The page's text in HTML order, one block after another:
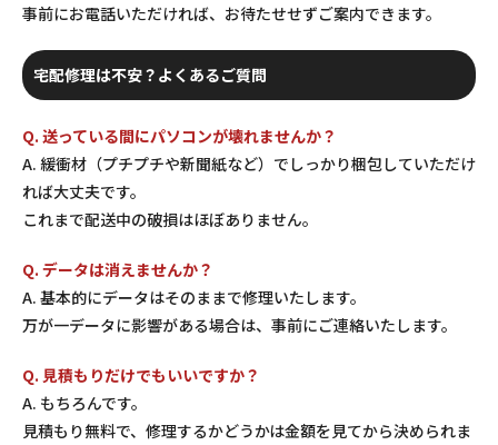
事前にお電話いただければ、お待たせせずご案内できます。
宅配修理は不安？よくあるご質問
Q. 送っている間にパソコンが壊れませんか？
A. 緩衝材（プチプチや新聞紙など）でしっかり梱包していただけ
れば大丈夫です。
これまで配送中の破損はほぼありません。
Q. データは消えませんか？
A. 基本的にデータはそのままで修理いたします。
万が一データに影響がある場合は、事前にご連絡いたします。
Q. 見積もりだけでもいいですか？
A. もちろんです。
見積もり無料で、修理するかどうかは金額を見てから決められま